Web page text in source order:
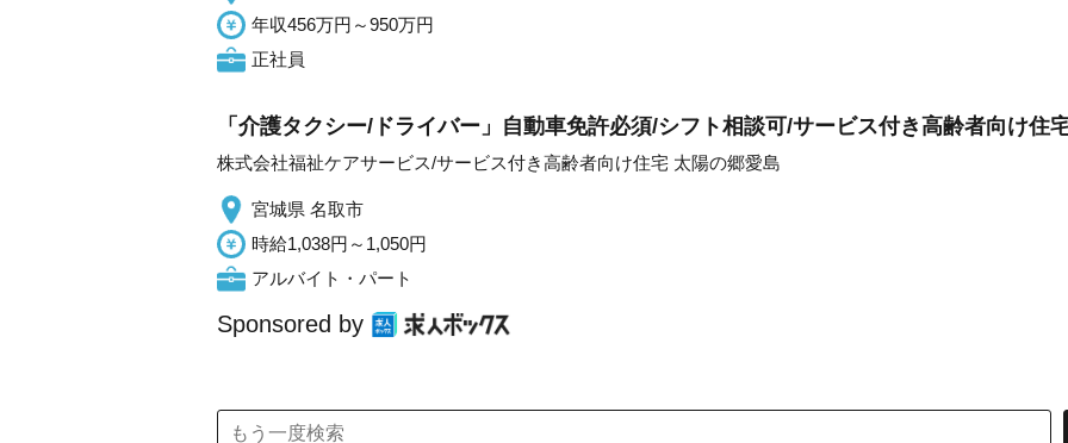
年収456万円～950万円
正社員
「介護タクシー/ドライバー」自動車免許必須/シフト相談可/サービス付き高齢者向け住
株式会社福祉ケアサービス/サービス付き高齢者向け住宅 太陽の郷愛島
宮城県 名取市
時給1,038円～1,050円
アルバイト・パート
Sponsored by